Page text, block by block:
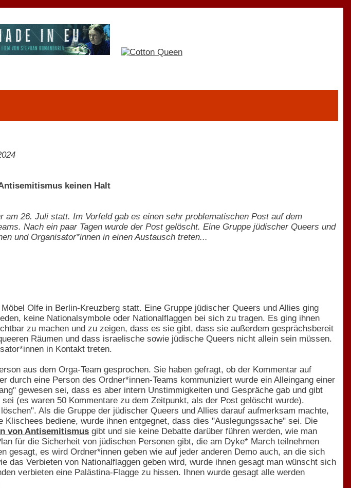
keinen Halt
26. Juli statt. Im Vorfeld gab es einen sehr problematischen Post auf dem
Nach ein paar Tagen wurde der Post gelöscht. Eine Gruppe jüdischer Queers und
und Organisator*innen in einen Austausch treten...
Olfe in Berlin-Kreuzberg statt. Eine Gruppe jüdischer Queers und Allies ging
keine Nationalsymbole oder Nationalflaggen bei sich zu tragen. Es ging ihnen
zu machen und zu zeigen, dass es sie gibt, dass sie außerdem gesprächsbereit
Räumen und dass israelische sowie jüdische Queers nicht allein sein müssen.
in Kontakt treten.
aus dem Orga-Team gesprochen. Sie haben gefragt, ob der Kommentar auf
durch eine Person des Ordner*innen-Teams kommuniziert wurde ein Alleingang einer
gewesen sei, dass es aber intern Unstimmigkeiten und Gespräche gab und gibt
(es waren 50 Kommentare zu dem Zeitpunkt, als der Post gelöscht wurde).
Als die Gruppe der jüdischer Queers und Allies darauf aufmerksam machte,
bediene, wurde ihnen entgegnet, dass dies "Auslegungssache" sei. Die
von Antisemitismus gibt und sie keine Debatte darüber führen werden, wie man
für die Sicherheit von jüdischen Personen gibt, die am Dyke* March teilnehmen
gesagt, es wird Ordner*innen geben wie auf jeder anderen Demo auch, an die sich
das Verbieten von Nationalflaggen geben wird, wurde ihnen gesagt man wünscht sich
verbieten eine Palästina-Flagge zu hissen. Ihnen wurde gesagt alle werden